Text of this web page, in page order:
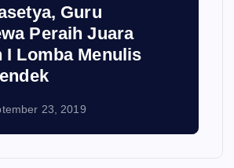
Guru
Peraih Juara
I Lomba Menulis
23, 2019